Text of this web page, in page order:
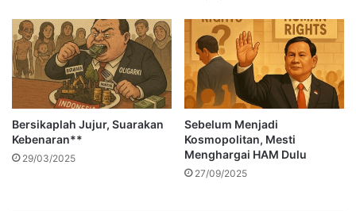
Bersikaplah Jujur, Suarakan
Kebenaran**
29/03/2025
Sebelum Menjadi
Kosmopolitan, Mesti
Menghargai HAM Dulu
27/09/2025